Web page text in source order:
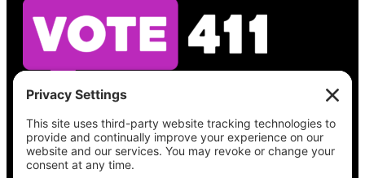
Vea lo que hay en su boleta, encuentre su
lugar de votación, verifique el estado de su
registro y obtenga toda la información